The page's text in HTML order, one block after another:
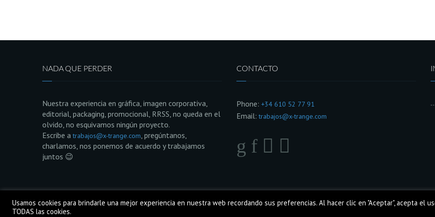
NADA QUE PERDER
Nuestra experiencia en gráfica, imagen corporativa,
editorial, packaging, promocional, RRSS, no queda en el
olvido, no esquivamos ningún proyecto.
Escribe atrabajos@x-trange.com, pregúntanos,
charlamos, nos ponemos de acuerdo y trabajamos
juntos 😉
CONTACTO
Phone: +34 610 52 77 91
Email:trabajos@x-trange.com
…
🄯 2022 x-trange
Usamos cookies para brindarle una mejor experiencia en nuestra web recordando sus preferencias. Al hacer clic en "Aceptar", acepta el
TODAS las cookies.